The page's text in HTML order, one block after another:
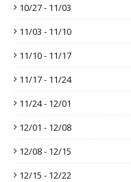
10/27 - 11/03
11/03 - 11/10
11/10 - 11/17
11/17 - 11/24
11/24 - 12/01
12/01 - 12/08
12/08 - 12/15
12/15 - 12/22